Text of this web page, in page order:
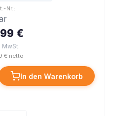
Nr.:
€
MwSt.
€ netto
In den Warenkorb